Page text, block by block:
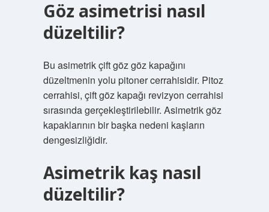
Göz asimetrisi nasıl
düzeltilir?
Bu asimetrik çift göz göz kapağını
düzeltmenin yolu pitoner cerrahisidir. Pitoz
cerrahisi, çift göz kapağı revizyon cerrahisi
sırasında gerçekleştirilebilir. Asimetrik göz
kapaklarının bir başka nedeni kaşların
dengesizliğidir.
Asimetrik kaş nasıl
düzeltilir?